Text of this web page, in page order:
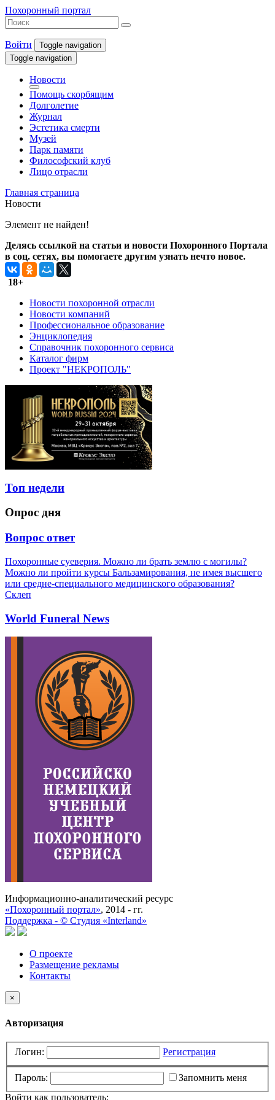
Похоронный портал
Войти
Toggle navigation
Toggle navigation
Новости
Помощь скорбящим
Долголетие
Журнал
Эстетика смерти
Музей
Парк памяти
Философский клуб
Лицо отрасли
Главная страница
Новости
Элемент не найден!
Делясь ссылкой на статьи и новости Похоронного Портала
в соц. сетях, вы помогаете другим узнать нечто новое.
18+
Новости похоронной отрасли
Новости компаний
Профессиональное образование
Энциклопедия
Справочник похоронного сервиса
Каталог фирм
Проект "НЕКРОПОЛЬ"
Топ недели
Опрос дня
Вопрос ответ
Похоронные суеверия. Можно ли брать землю с могилы?
Можно ли пройти курсы Бальзамирования, не имея высшего
или средне-специального медицинского образования?
Склеп
World Funeral News
Информационно-аналитический ресурс
«Похоронный портал», 2014 - гг.
Поддержка - © Cтудия «Interland»
О проекте
Размещение рекламы
Контакты
×
Авторизация
Логин: Регистрация
Пароль:
Запомнить меня
Войти как пользователь: